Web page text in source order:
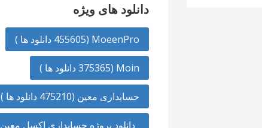
دانلود های ویژه
MoeenPro (455605 دانلود ها )
Moin (375365 دانلود ها )
حسابداری معین (475210 دانلود ها )
دانلود پروژه حسابداری اکسل معین